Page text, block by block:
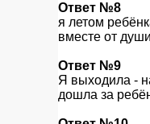
Ответ №8
я летом
вместе от
Ответ №9
Я выходила -
дошла за